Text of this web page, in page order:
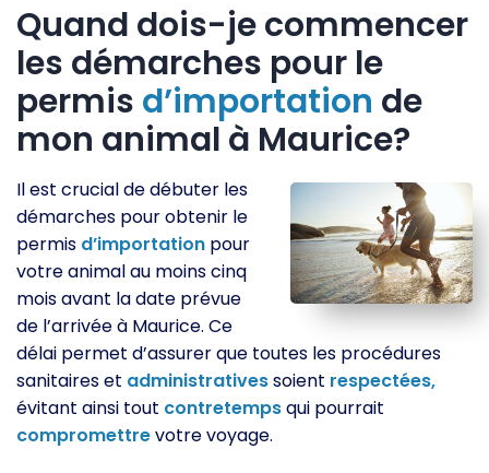
Quand dois-je commencer
les démarches pour le
permis d’importation de
mon animal à Maurice?
Il est crucial de débuter les
démarches pour obtenir le
permis d’importation pour
votre animal au moins cinq
mois avant la date prévue
de l’arrivée à Maurice. Ce
délai permet d’assurer que toutes les procédures
sanitaires et administrativessoient respectées,
évitant ainsi tout contretempsqui pourrait
compromettrevotre voyage.